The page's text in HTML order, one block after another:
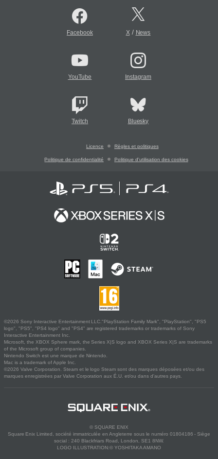
Facebook X/ News
YouTube Instagram
Twitch Bluesky
Licence Règles et politiques
Politique de confidentialité Politique d'utilisation des cookies
©2026 Sony Interactive Entertainment LLC."PlayStation Family Mark", "PlayStation", "PS5
logo", "PS5", "PS4 logo" and "PS4" are registered trademarks or trademarks of Sony
Interactive Entertainment Inc.
Microsoft, the XBOX Sphere mark, the Series X|S logo and XBOX Series X|S are trademarks
of the Microsoft group of companies.
Nintendo Switch est une marque de Nintendo.
Mac is a trademark of Apple Inc.
©2026 Valve Corporation. Steam et le logo Steam sont des marques déposées et/ou des
marques enregistrées par Valve Corporation aux É.U. et/ou dans d'autres pays.
© SQUARE ENIX
Square Enix Limited, société immatriculée en Angleterre sous le numéro 01804186 - Siège
social : 240 Blackfriars Road, London, SE1 8NW.
LOGO ILLUSTRATION:© YOSHITAKA AMANO